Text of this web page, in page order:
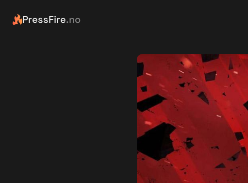
PressFire.no